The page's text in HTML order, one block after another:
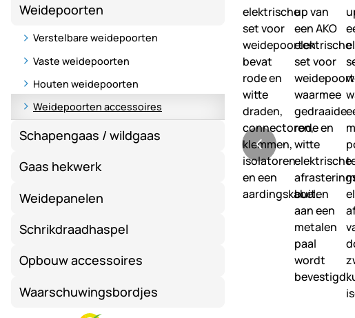
Weidepoorten
Verstelbare weidepoorten
Vaste weidepoorten
Houten weidepoorten
Weidepoorten accessoires
Schapengaas / wildgaas
Gaas hekwerk
Weidepanelen
Schrikdraadhaspel
Opbouw accessoires
Waarschuwingsbordjes